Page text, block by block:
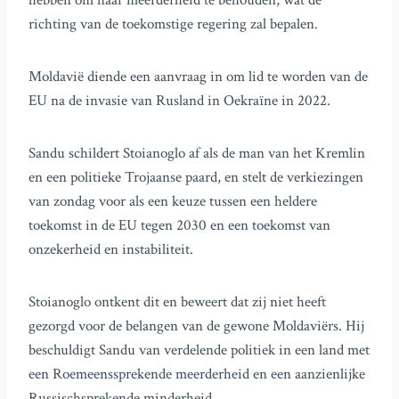
richting van de toekomstige regering zal bepalen.
Moldavië diende een aanvraag in om lid te worden van de
EU na de invasie van Rusland in Oekraïne in 2022.
Sandu schildert Stoianoglo af als de man van het Kremlin
en een politieke Trojaanse paard, en stelt de verkiezingen
van zondag voor als een keuze tussen een heldere
toekomst in de EU tegen 2030 en een toekomst van
onzekerheid en instabiliteit.
Stoianoglo ontkent dit en beweert dat zij niet heeft
gezorgd voor de belangen van de gewone Moldaviërs. Hij
beschuldigt Sandu van verdelende politiek in een land met
een Roemeenssprekende meerderheid en een aanzienlijke